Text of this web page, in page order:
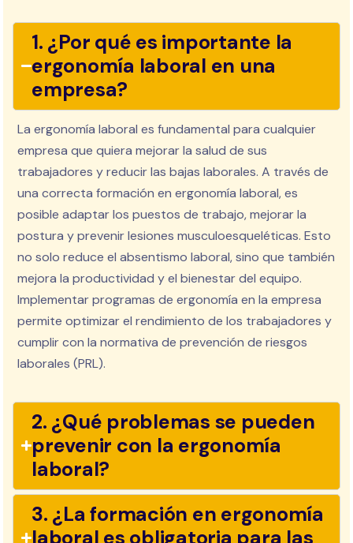
1. ¿Por qué es importante la
ergonomía laboral en una
empresa?
La ergonomía laboral es fundamental para cualquier
empresa que quiera mejorar la salud de sus
trabajadores y reducir las bajas laborales. A través de
una correcta formación en ergonomía laboral, es
posible adaptar los puestos de trabajo, mejorar la
postura y prevenir lesiones musculoesqueléticas. Esto
no solo reduce el absentismo laboral, sino que también
mejora la productividad y el bienestar del equipo.
Implementar programas de ergonomía en la empresa
permite optimizar el rendimiento de los trabajadores y
cumplir con la normativa de prevención de riesgos
laborales (PRL).
2. ¿Qué problemas se pueden
prevenir con la ergonomía
laboral?
3. ¿La formación en ergonomía
laboral es obligatoria para las